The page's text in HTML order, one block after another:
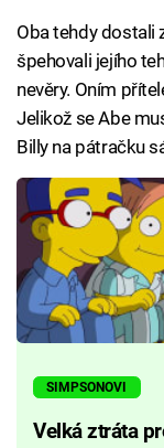
Oba tehdy dostali
špehovali jejího
nevěry. Oním
Jelikož se Abe
Billy na pátračku
SIMPSONOVI
Velká ztráta